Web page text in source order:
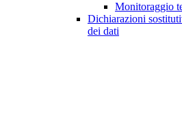
Monitoraggio
Dichiarazioni
dei dati